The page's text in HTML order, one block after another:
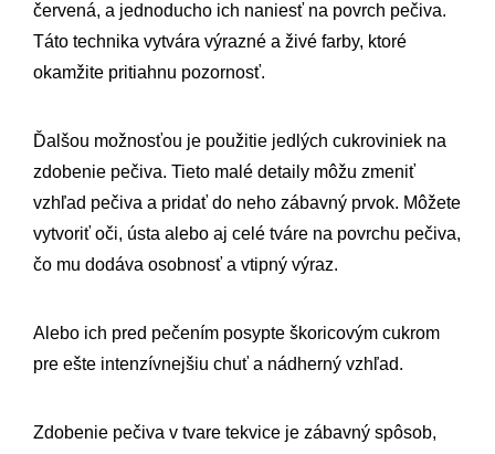
červená, a jednoducho ich naniesť na povrch pečiva.
Táto technika vytvára výrazné a živé farby, ktoré
okamžite pritiahnu pozornosť.
Ďalšou možnosťou je použitie jedlých cukroviniek na
zdobenie pečiva. Tieto malé detaily môžu zmeniť
vzhľad pečiva a pridať do neho zábavný prvok. Môžete
vytvoriť oči, ústa alebo aj celé tváre na povrchu pečiva,
čo mu dodáva osobnosť a vtipný výraz.
Alebo ich pred pečením posypte škoricovým cukrom
pre ešte intenzívnejšiu chuť a nádherný vzhľad.
Zdobenie pečiva v tvare tekvice je zábavný spôsob,